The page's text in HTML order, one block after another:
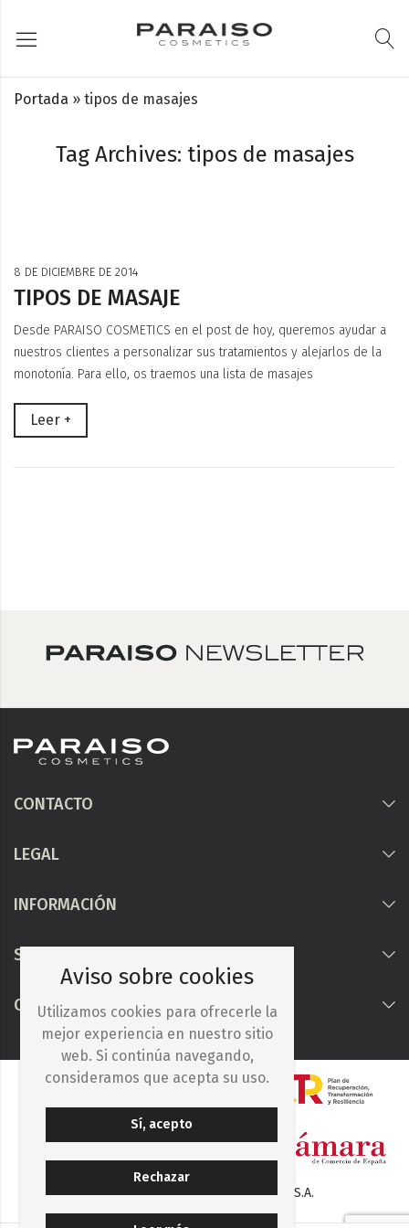
Tag Archives: tipos de masajes
Portada » tipos de masajes
8 DE DICIEMBRE DE 2014
TIPOS DE MASAJE
Desde PARAISO COSMETICS en el post de hoy, queremos ayudar a
nuestros clientes a personalizar sus tratamientos y alejarlos de la
monotonía. Para ello, os traemos una lista de masajes
Leer +
CONTACTO
LEGAL
INFORMACIÓN
Síguenos
COLABORAMOS CON
© 2025. Iberocelulosa Madrileña, S.A.
Aviso sobre cookies
Utilizamos cookies para ofrecerle la
mejor experiencia en nuestro sitio
web. Si continúa navegando,
consideramos que acepta su uso.
Sí, acepto
Rechazar